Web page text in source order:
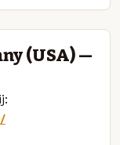
(USA) —